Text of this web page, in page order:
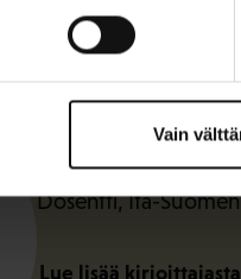
Vain
Tapio
Dosentti, Itä-
Lue lisää kirjoittajasta